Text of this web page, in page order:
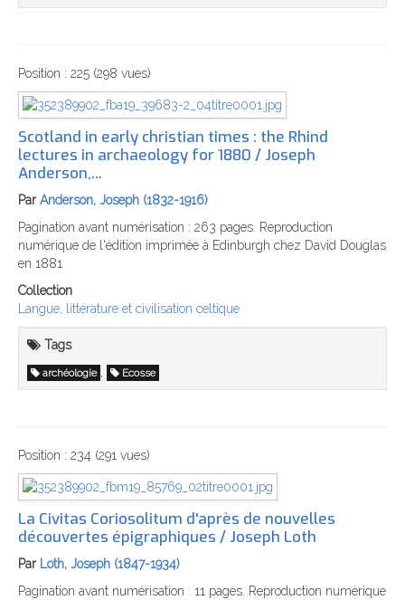
Position : 225 (298 vues)
Scotland in early christian times‎ : the Rhind
lectures in archaeology for 1880 / Joseph
Anderson,...
ParAnderson, Joseph (1832-1916)
Pagination avant numérisation : 263 pages. Reproduction
numérique de l'édition imprimée à Edinburgh chez David Douglas
en 1881
Collection
Langue, littérature et civilisation celtique
Tags
archéologie , Ecosse
Position : 234 (291 vues)
La Civitas Coriosolitum d'après de nouvelles
découvertes épigraphiques / Joseph Loth
Par Loth, Joseph (1847-1934)
Pagination avant numérisation : 11 pages. Reproduction numérique